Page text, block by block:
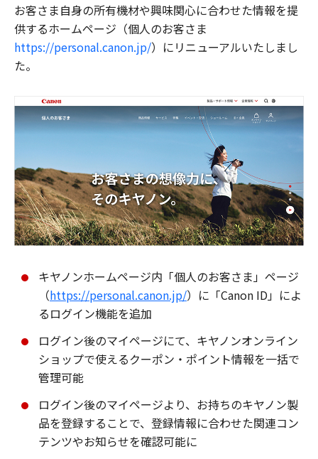
お客さま自身の所有機材や興味関心に合わせた情報を提
供するホームページ（個人のお客さま
https://personal.canon.jp/）にリニューアルいたしまし
た。
キヤノンホームページ内「個人のお客さま」ページ
（https://personal.canon.jp/）に「Canon ID」によ
るログイン機能を追加
ログイン後のマイページにて、キヤノンオンライン
ショップで使えるクーポン・ポイント情報を一括で
管理可能
ログイン後のマイページより、お持ちのキヤノン製
品を登録することで、登録情報に合わせた関連コン
テンツやお知らせを確認可能に